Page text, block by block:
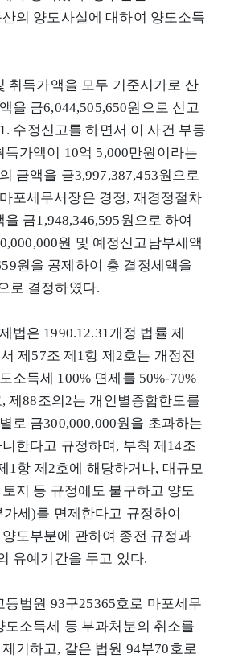
의 양도사실에 대하여 양도소득
취득가액을 모두 기준시가로 산
을 금6,044,505,650원으로 신고
수정신고를 하면서 이 사건 부동
가액이 10억 5,000만원이라는
금액을 금3,997,387,453원으로
포세무서장은 경정, 재경정절차
금1,948,346,595원으로 하여
원 및 예정신고남부세액
원을 공제하여 총 결정세액을
로 결정하였다.
법은 1990.12.31개정 법률 제
제57조 제1항 제2호는 개정전
소득세 100% 면제를 50%-70%
제88조의2는 개인별종합한도를
로 금300,000,000원을 초과하는
한다고 규정하며, 부칙 제14조
1항 제2호에 해당하거나, 대규모
지 등 규정에도 불구하고 양도
세)를 면제한다고 규정하여
도부분에 관하여 종전 규정과
유예기간을 두고 있다.
법원 93구25365호로 마포세무
도소득세 등 부과처분의 취소를
기하고, 같은 법원 94부70호로